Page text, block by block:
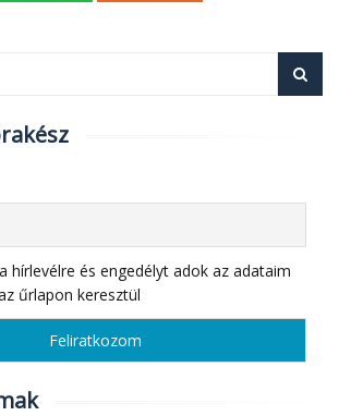
hírlevélre és engedélyt adok az adataim
űrlapon keresztül